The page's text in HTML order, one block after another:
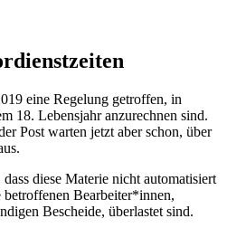
eine Regelung getroffen, in
18. Lebensjahr anzurechnen sind.
Post warten jetzt aber schon, über
diese Materie nicht automatisiert
Bearbeiter*innen,
Bescheide, überlastet sind.